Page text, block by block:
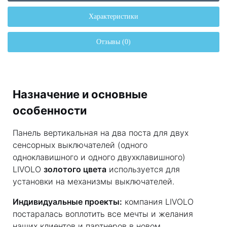
Характеристики
Отзывы (0)
Назначение и основные
особенности
Панель вертикальная на два поста для двух
сенсорных выключателей (одного
одноклавишного и одного двухклавишного)
LIVOLO золотого цвета используется для
установки на механизмы выключателей.
Индивидуальные проекты: компания LIVOLO
постаралась воплотить все мечты и желания